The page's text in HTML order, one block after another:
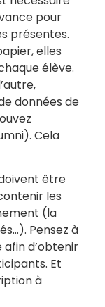
pour
présentes.
elles
élève.
données de
Cela
être
les
(la
Pensez à
d’obtenir
Et
à